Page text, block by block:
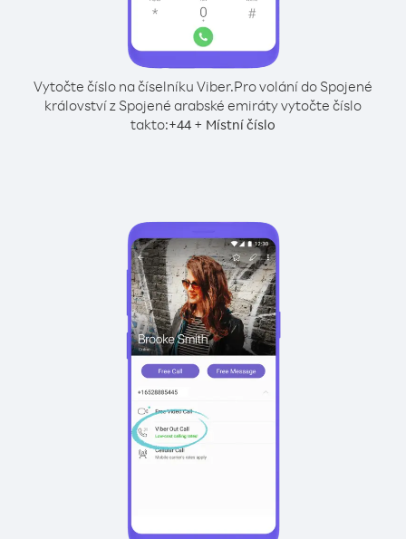
Vytočte číslo na číselníku Viber.Pro volání do Spojené
království z Spojené arabské emiráty vytočte číslo
takto:+44 + Místní číslo